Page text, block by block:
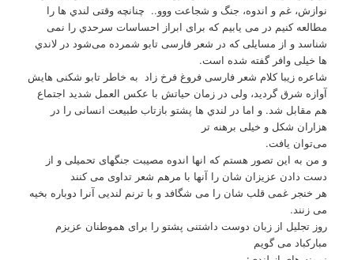
نوازش، غم و اندوه، جنگ و شجاعت ووو.. چنانچه وقتی لندي ها را
مطالعه کنیم در می یابیم که برای ابراز احساسات سرحدي را نمی
شناسد و از مسایلی که در شعر فارسی تابو شمرده می‌شود در لاندي
ها خیلی وافر گفته شده است.
شاعره زیبا کلام شعر فارسی فروغ فرخ زاد به خاطر تابو شکنی هایش
آوازه شرق گردید، ولی در زمان حیاتش با عکس العمل شدید اجتماع
هم مقابل شد. و اما در لندي ها پشتو بازتاب طبیعت انسانی را در
هزاران شکل و خیلی برهنه تر
می‌توان یافت.
و من به این تصور هستم که انها اندوه مصیبت جنگهای تحمیلی و از
دست دادن عزیزان شان را آنها با مرهم شعر تداوی می کنند
هر خنجر غمی قلب شان را می شگافد و با ترنم لندیی آنرا دوباره بخیه
می زنند.
روز تجلیل از زبان دوست داشتنی پشتو را برای هموطنان عزیزم
مبارکباد می گویم